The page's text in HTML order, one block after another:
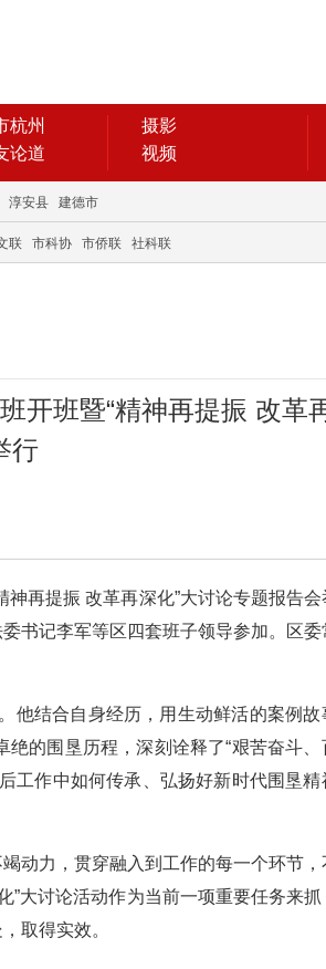
杭州
论道
摄影
视频
淳安县 建德市
联 市科协 市侨联 社科联
开班暨“精神再提振 改革
行
再提振 改革再深化”大讨论专题报告会
书记李军等区四套班子领导参加。区委
他结合自身经历，用生动鲜活的案例故
的围垦历程，深刻诠释了“艰苦奋斗、
工作中如何传承、弘扬好新时代围垦精
动力，贯穿融入到工作的每一个环节，
”大讨论活动作为当前一项重要任务来抓
取得实效。